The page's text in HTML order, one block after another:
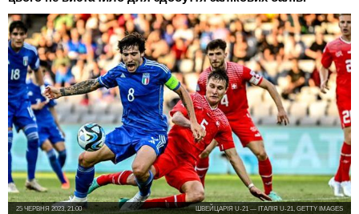
ШВЕЙЦАРІЯ U-21 — ІТАЛІЯ U-21, GETTY IMAGES
25 ЧЕРВНЯ 2023, 21:00